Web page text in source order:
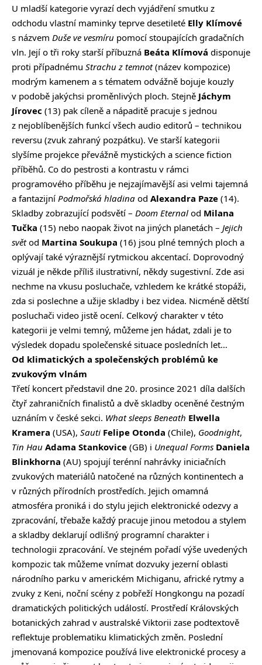
U mladší kategorie vyrazí dech vyjádření smutku z
odchodu vlastní maminky teprve desetileté Elly Klímové
s názvem Duše ve vesmíru pomocí stoupajících gradačních
vln. Její o tři roky starší příbuzná Beáta Klímová disponuje
proti případnému Strachu z temnot(název kompozice)
modrým kamenem a s tématem odvážně bojuje kouzly
v podobě jakýchsi proměnlivých ploch. Stejně Jáchym
Jírovec (13) pak cíleně a nápaditě pracuje s jednou
z nejoblíbenějších funkcí všech audio editorů – technikou
reversu (zvuk zahraný pozpátku). Ve starší kategorii
slyšíme projekce převážně mystických a science fiction
příběhů. Co do pestrosti a kontrastu v rámci
programového příběhu je nejzajímavější asi velmi tajemná
a fantazijní Podmořská hladina od Alexandra Paze (14).
Skladby zobrazující podsvětí – Doom Eternal od Milana
Tučka (15) nebo naopak život na jiných planetách – Jejich
světod Martina Soukupa (16) jsou plné temných ploch a
oplývají také výraznější rytmickou akcentací. Doprovodný
vizuál je někde příliš ilustrativní, někdy sugestivní. Zde asi
nechme na vkusu posluchače, vzhledem ke krátké stopáži,
zda si poslechne a užije skladby i bez videa. Nicméně dětští
posluchači video jistě ocení. Celkový charakter v této
kategorii je velmi temný, můžeme jen hádat, zdali je to
výsledek dopadu společenské situace posledních let…
Od klimatických a společenských problémů ke
zvukovým vlnám
Třetí koncert představil dne 20. prosince 2021 díla dalších
čtyř zahraničních finalistů a dvě skladby oceněné čestným
uznáním v české sekci. What sleeps Beneath Elwella
Kramera (USA), Sauti Felipe Otonda (Chile), Goodnight,
Tin Hau Adama Stankovice (GB) i Unequal Forms Daniela
Blinkhorna (AU) spojují terénní nahrávky iniciačních
zvukových materiálů natočené na různých kontinentech a
v různých přírodních prostředích. Jejich omamná
atmosféra proniká i do stylu jejich elektronické odezvy a
zpracování, třebaže každý pracuje jinou metodou a stylem
a skladby deklarují odlišný programní charakter i
technologii zpracování. Ve stejném pořadí výše uvedených
kompozic tak můžeme vnímat dozvuky jezerní oblasti
národního parku v americkém Michiganu, africké rytmy a
zvuky z Keni, noční scény z pobřeží Hongkongu na pozadí
dramatických politických událostí. Prostředí Královských
botanických zahrad v australské Viktorii zase podtextově
reflektuje problematiku klimatických změn. Poslední
jmenovaná kompozice používá live elektronické procesy a